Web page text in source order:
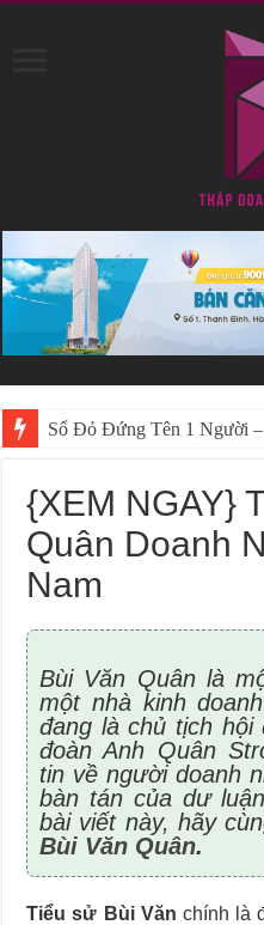
Sổ Đỏ Đứng Tên 1 Người
Hướng Dẫn Cách Để “Sổ
{XEM NGAY}
Quân Doanh
Nam
Bùi Văn Quân là
một nhà kinh
đang là chủ tịch hội
đoàn Anh Quân
tin về người doanh
bàn tán của dư
bài viết này, hãy
Bùi Văn Quân.
Tiểu sử Bùi Văn chính là